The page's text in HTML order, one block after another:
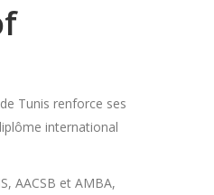
Tunis renforce ses
international
AACSB et AMBA,